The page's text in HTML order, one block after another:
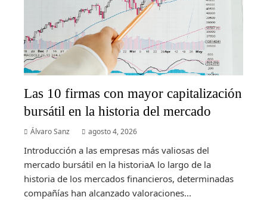
Las 10 firmas con mayor capitalización
bursátil en la historia del mercado
Álvaro Sanz agosto 4, 2026
Introducción a las empresas más valiosas del
mercado bursátil en la historiaA lo largo de la
historia de los mercados financieros, determinadas
compañías han alcanzado valoraciones...